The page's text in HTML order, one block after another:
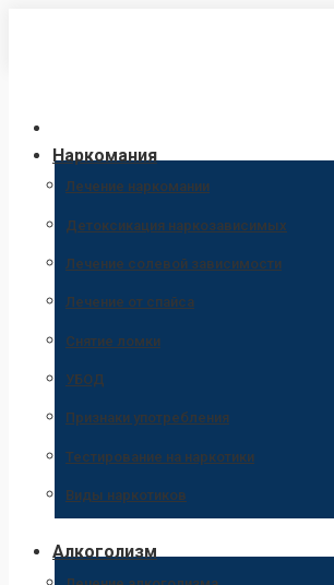
Наркомания
Лечение наркомании
Детоксикация наркозависимых
Лечение солевой зависимости
Лечение от спайса
Снятие ломки
УБОД
Признаки употребления
Тестирование на наркотики
Виды наркотиков
Алкоголизм